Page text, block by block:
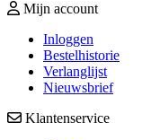
Mijn account
Inloggen
Bestelhistorie
Verlanglijst
Nieuwsbrief
Klantenservice